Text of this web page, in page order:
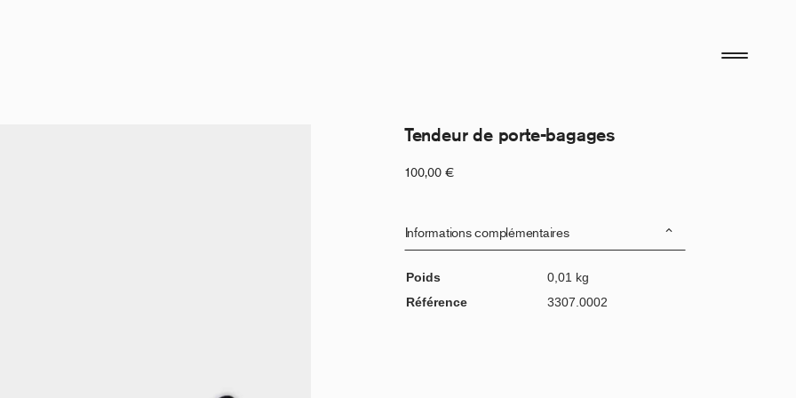
Tendeur de porte-bagages
100,00 €
Informations complémentaires
Poids
0,01 kg
Référence
3307.0002